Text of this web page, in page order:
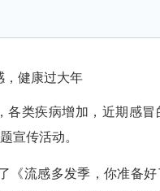
疾病增加，近期感冒
宣传活动。
流感多发季，你准备好